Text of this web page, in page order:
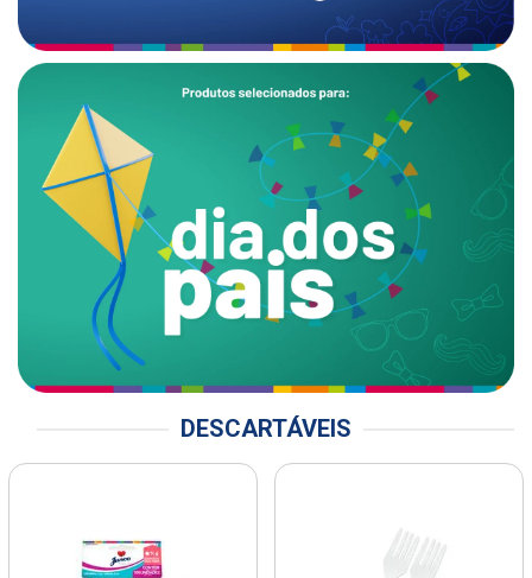
DESCARTÁVEIS